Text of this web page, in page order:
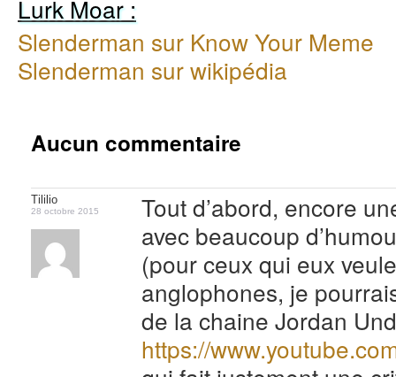
Lurk Moar :
Slenderman sur Know Your Meme
Slenderman sur wikipédia
Aucun commentaire
Tililio
28 octobre 2015
Tout d’abord, encore
avec beaucoup
(pour ceux qui eux
anglophones, je
de la chaine Jordan
https://